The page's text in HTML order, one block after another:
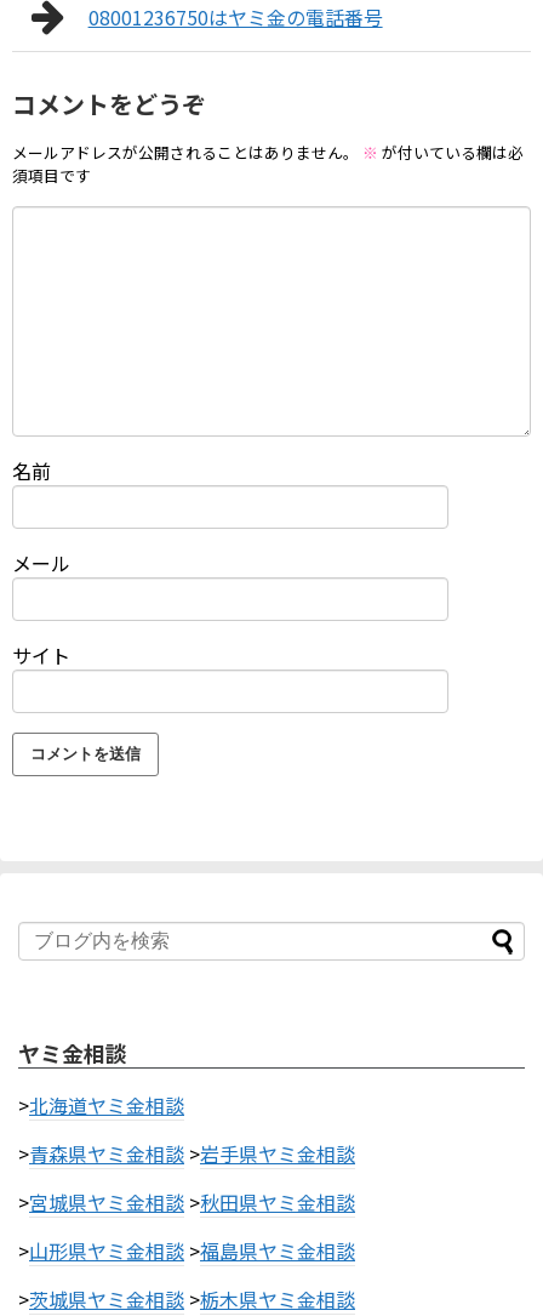
08001236750はヤミ金の電話番号
コメントをどうぞ
メールアドレスが公開されることはありません。 ※ が付いている欄は必
須項目です
名前
メール
サイト
ヤミ金相談
>北海道ヤミ金相談
>青森県ヤミ金相談 >岩手県ヤミ金相談
>宮城県ヤミ金相談 >秋田県ヤミ金相談
>山形県ヤミ金相談 >福島県ヤミ金相談
>茨城県ヤミ金相談 >栃木県ヤミ金相談